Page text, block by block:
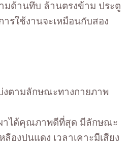
มด้านทึบ ล้านตรงข้าม ประตู
รใช้งานจะเหมือนกับสอง
งตามลักษณะทางกายภาพ
ผาได้คุณภาพดีที่สุด มีลักษณะ
องปนแดง เวลาเคาะมีเสียง